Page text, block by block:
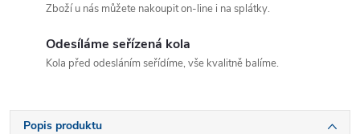
Zboží u nás můžete nakoupit on-line i na splátky.
Odesíláme seřízená kola
Kola před odesláním seřídíme, vše kvalitně balíme.
Popis produktu